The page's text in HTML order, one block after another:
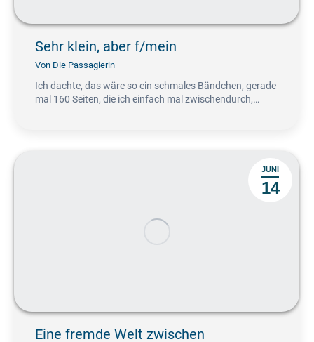
Sehr klein, aber f/mein
Von Die Passagierin
Ich dachte, das wäre so ein schmales Bändchen, gerade
mal 160 Seiten, die ich einfach mal zwischendurch,…
JUNI
14
Eine fremde Welt zwischen